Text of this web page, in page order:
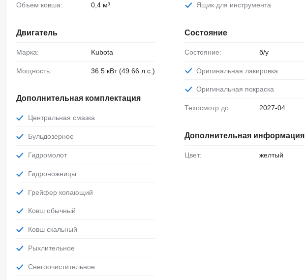
Объем ковша: 0,4 м³
Двигатель
Марка: Kubota
Мощность: 36.5 кВт (49.66 л.с.)
Дополнительная комплектация
Центральная смазка
Бульдозерное
Гидромолот
Гидроножницы
Грейфер копающий
Ковш обычный
Ковш скальный
Рыхлительное
Снегоочистительное
Ящик для инструмента
Состояние
Состояние: б/у
Оригинальная лакировка
Оригинальная покраска
Техосмотр до: 2027-04
Дополнительная информация
Цвет: желтый